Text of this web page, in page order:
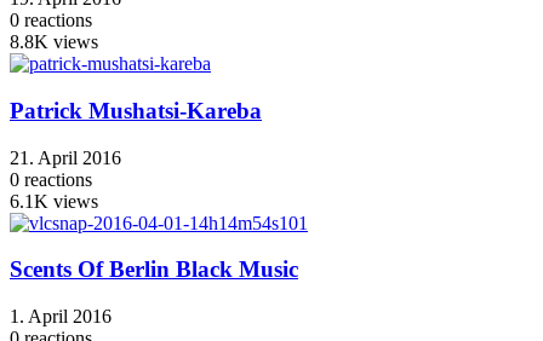
0 reactions
8.8K views
Patrick Mushatsi-Kareba
21. April 2016
0 reactions
6.1K views
Scents Of Berlin Black Music
1. April 2016